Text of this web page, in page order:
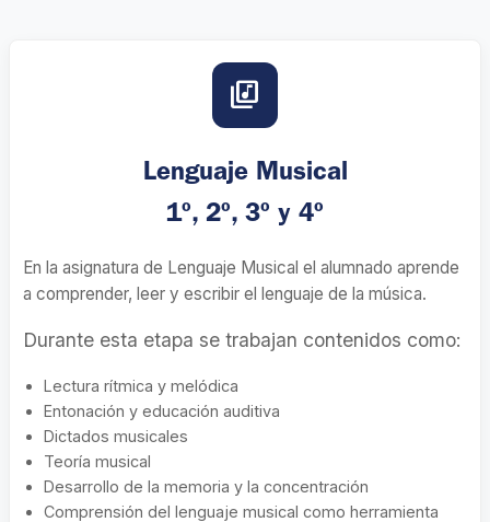
library_music
Lenguaje Musical
1º, 2º, 3º y 4º
En la asignatura de Lenguaje Musical el alumnado aprende
a comprender, leer y escribir el lenguaje de la música.
Durante esta etapa se trabajan contenidos como:
Lectura rítmica y melódica
Entonación y educación auditiva
Dictados musicales
Teoría musical
Desarrollo de la memoria y la concentración
Comprensión del lenguaje musical como herramienta